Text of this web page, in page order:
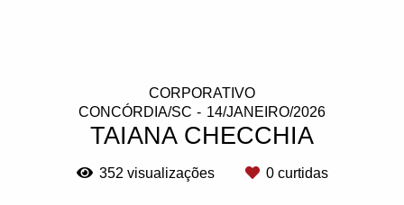
CORPORATIVO
CONCÓRDIA/SC
14/JANEIRO/2026
TAIANA CHECCHIA
352 visualizações 0curtidas